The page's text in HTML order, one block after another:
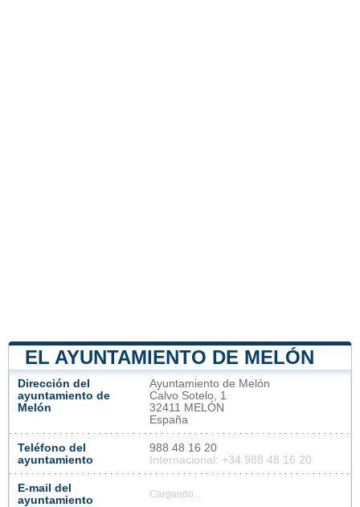
EL AYUNTAMIENTO DE MELÓN
Dirección del
ayuntamiento de
Melón
Ayuntamiento de Melón
Calvo Sotelo, 1
32411 MELÓN
España
Teléfono del
ayuntamiento
988 48 16 20
Internacional: +34 988 48 16 20
E-mail del
ayuntamiento
Cargando...